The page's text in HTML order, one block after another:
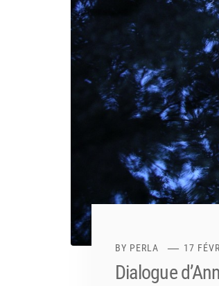
BY PERLA 17
Dialogue